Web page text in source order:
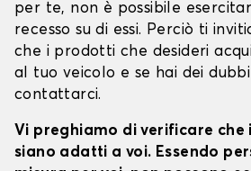
per te, non è possibile
recesso su di essi. Perciò ti
che i prodotti che desideri
al tuo veicolo e se hai dei
contattarci.
Vi preghiamo di verificare
siano adatti a voi. Essendo